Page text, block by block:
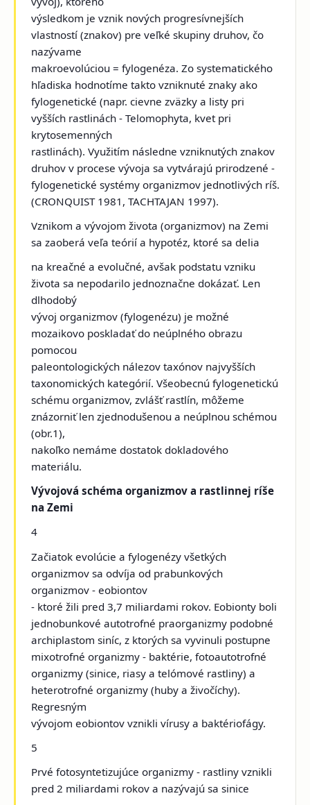
výsledkom je vznik nových progresívnejších
vlastností (znakov) pre veľké skupiny druhov, čo
nazývame
makroevolúciou = fylogenéza. Zo systematického
hľadiska hodnotíme takto vzniknuté znaky ako
fylogenetické (napr. cievne zväzky a listy pri
vyšších rastlinách - Telomophyta, kvet pri
krytosemenných
rastlinách). Využitím následne vzniknutých znakov
druhov v procese vývoja sa vytvárajú prirodzené -
fylogenetické systémy organizmov jednotlivých ríš.
(CRONQUIST 1981, TACHTAJAN 1997).
Vznikom a vývojom života (organizmov) na Zemi
sa zaoberá veľa teórií a hypotéz, ktoré sa delia
na kreačné a evolučné, avšak podstatu vzniku
života sa nepodarilo jednoznačne dokázať. Len
dlhodobý
vývoj organizmov (fylogenézu) je možné
mozaikovo poskladať do neúplného obrazu
pomocou
paleontologických nálezov taxónov najvyšších
taxonomických kategórií. Všeobecnú fylogenetickú
schému organizmov, zvlášť rastlín, môžeme
znázorniť len zjednodušenou a neúplnou schémou
(obr.1),
nakoľko nemáme dostatok dokladového
materiálu.
Vývojová schéma organizmov a rastlinnej ríše
na Zemi
4
Začiatok evolúcie a fylogenézy všetkých
organizmov sa odvíja od prabunkových
organizmov - eobiontov
- ktoré žili pred 3,7 miliardami rokov. Eobionty boli
jednobunkové autotrofné praorganizmy podobné
archiplastom siníc, z ktorých sa vyvinuli postupne
mixotrofné organizmy - baktérie, fotoautotrofné
organizmy (sinice, riasy a telómové rastliny) a
heterotrofné organizmy (huby a živočíchy).
Regresným
vývojom eobiontov vznikli vírusy a baktériofágy.
5
Prvé fotosyntetizujúce organizmy - rastliny vznikli
pred 2 miliardami rokov a nazývajú sa sinice